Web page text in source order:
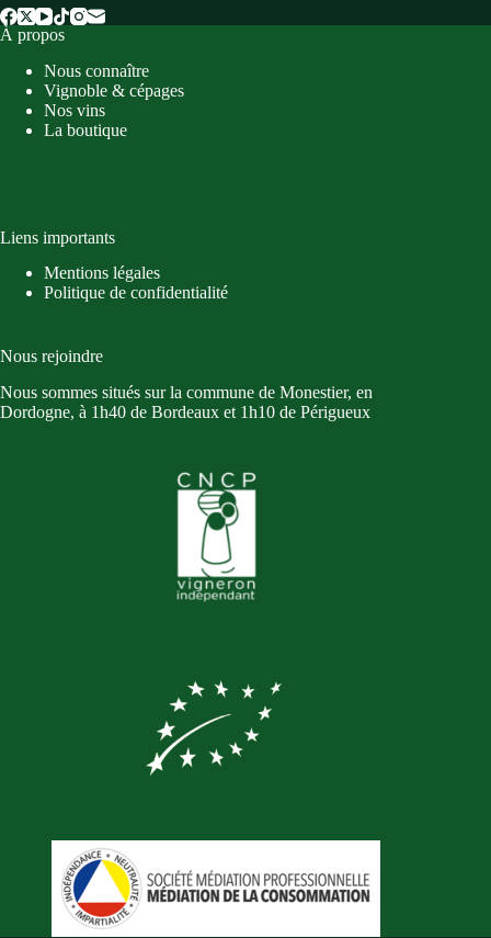
À propos
Nous connaître
Vignoble & cépages
Nos vins
La boutique
Liens importants
Mentions légales
Politique de confidentialité
Nous rejoindre
Nous sommes situés sur la commune de Monestier, en
Dordogne, à 1h40 de Bordeaux et 1h10 de Périgueux